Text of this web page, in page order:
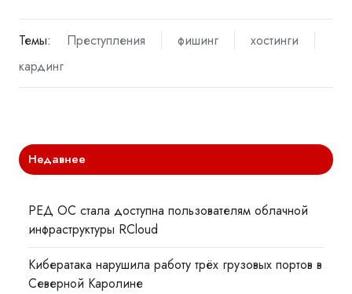
Темы: Преступления фишинг
хостинги
кардинг
Недавнее
РЕД ОС стала доступна пользователям облачной
инфраструктуры RCloud
Кибератака нарушила работу трёх грузовых портов в
Северной Каролине